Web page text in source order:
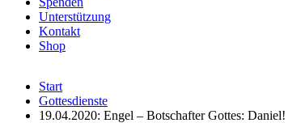
Unterstützung
Kontakt
Shop
Start
Gottesdienste
19.04.2020: Engel – Botschafter Gottes: Daniel!